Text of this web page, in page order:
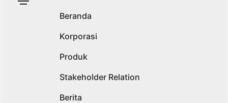
Beranda
Korporasi
Produk
Stakeholder Relation
Berita